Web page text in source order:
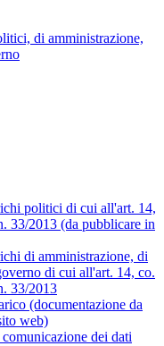
di amministrazione,
politici di cui all'art. 14,
33/2013 (da pubblicare in
di amministrazione, di
di cui all'art. 14, co.
33/2013
(documentazione da
web)
dei dati